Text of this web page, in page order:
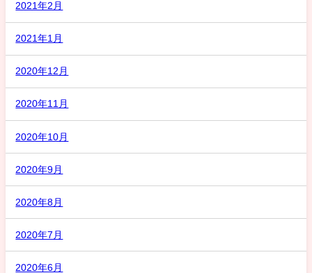
2021年2月
2021年1月
2020年12月
2020年11月
2020年10月
2020年9月
2020年8月
2020年7月
2020年6月